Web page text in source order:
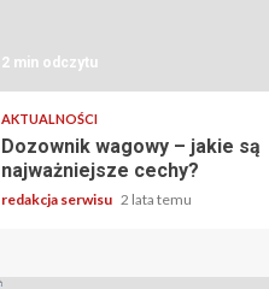
2 min odczytu
AKTUALNOŚCI
Dozownik wagowy – jakie są
najważniejsze cechy?
redakcja serwisu 2 lata temu